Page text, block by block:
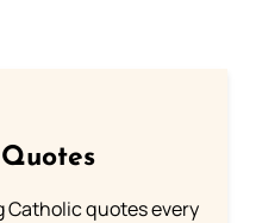
quotes every